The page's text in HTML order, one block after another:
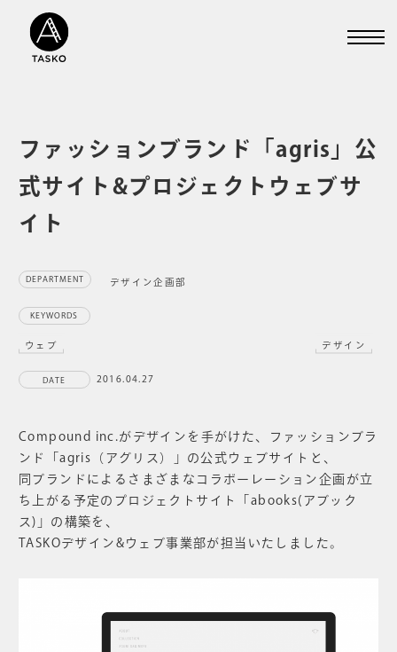
ファッションブランド「agris」公
式サイト&プロジェクトウェブサ
イト
DEPARTMENT デザイン企画部
KEYWORDS
ウェブ デザイン
DATE 2016.04.27
Compound inc.がデザインを手がけた、ファッションブラ
ンド「agris（アグリス）」の公式ウェブサイトと、
同ブランドによるさまざまなコラボーレーション企画が立
ち上がる予定のプロジェクトサイト「abooks(アブック
ス)」の構築を、
TASKOデザイン&ウェブ事業部が担当いたしました。